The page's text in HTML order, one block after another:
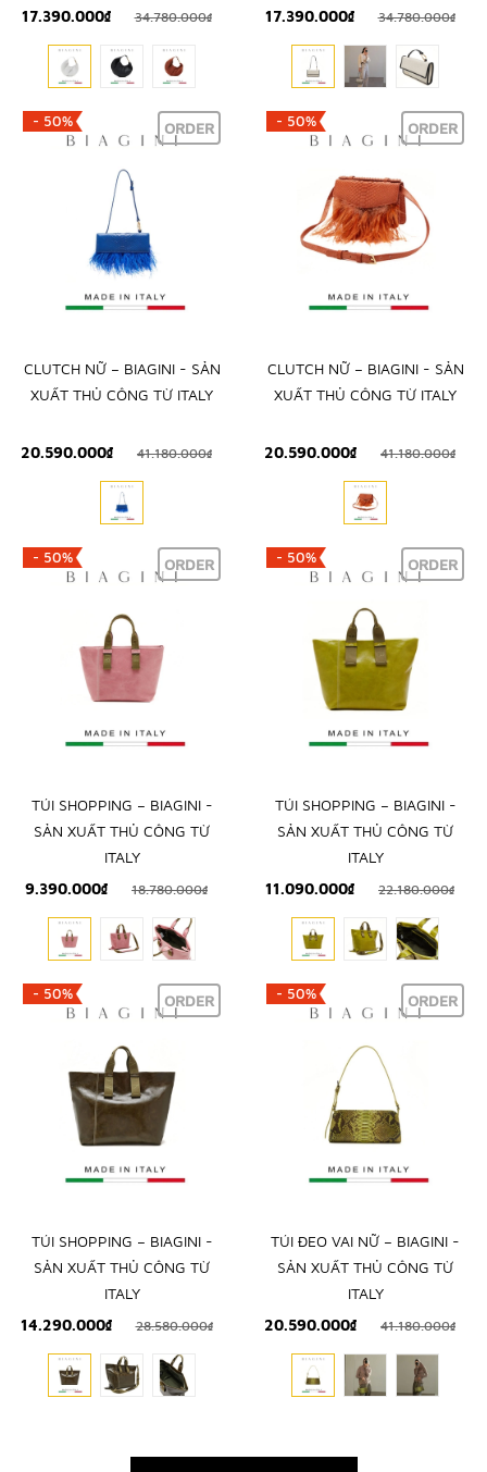
17.390.000₫ 34.780.000₫ 17.390.000₫ 34.780.000₫
- 50% ORDER
CLUTCH NỮ – BIAGINI - SẢN
XUẤT THỦ CÔNG TỪ ITALY
20.590.000₫ 41.180.000₫
- 50% ORDER
CLUTCH NỮ – BIAGINI - SẢN
XUẤT THỦ CÔNG TỪ ITALY
20.590.000₫ 41.180.000₫
- 50% ORDER
TÚI SHOPPING – BIAGINI -
SẢN XUẤT THỦ CÔNG TỪ
ITALY
9.390.000₫
18.780.000₫
- 50% ORDER
TÚI SHOPPING – BIAGINI -
SẢN XUẤT THỦ CÔNG TỪ
ITALY
11.090.000₫
22.180.000₫
- 50% ORDER
TÚI SHOPPING – BIAGINI -
SẢN XUẤT THỦ CÔNG TỪ
ITALY
14.290.000₫
28.580.000₫
- 50% ORDER
TÚI ĐEO VAI NỮ – BIAGINI -
SẢN XUẤT THỦ CÔNG TỪ
ITALY
20.590.000₫
41.180.000₫